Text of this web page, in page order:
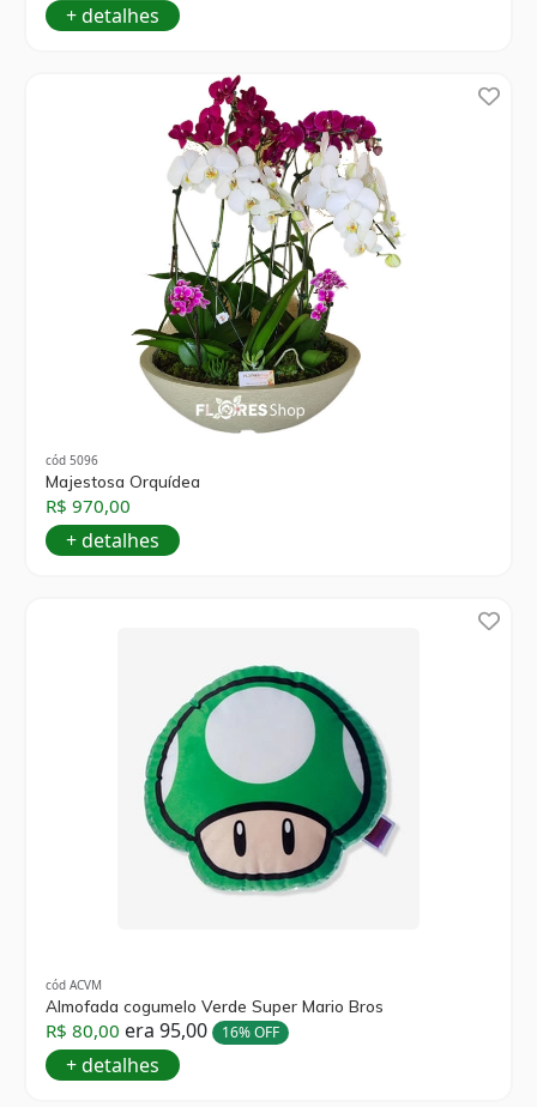
+ detalhes
cód 5096
Majestosa Orquídea
R$ 970,00
+ detalhes
cód ACVM
Almofada cogumelo Verde Super Mario Bros
R$ 80,00 era 95,00 16% OFF
+ detalhes